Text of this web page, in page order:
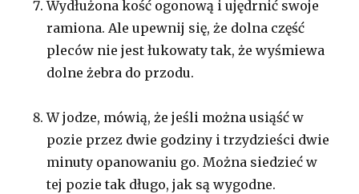
Wydłużona kość ogonową i ujędrnić swoje
ramiona. Ale upewnij się, że dolna część
pleców nie jest łukowaty tak, że wyśmiewa
dolne żebra do przodu.
W jodze, mówią, że jeśli można usiąść w
pozie przez dwie godziny i trzydzieści dwie
minuty opanowaniu go. Można siedzieć w
tej pozie tak długo, jak są wygodne.